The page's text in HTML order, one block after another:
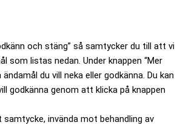
och stäng” så samtycker du till att vi
som listas nedan. Under knappen “Mer
du vill neka eller godkänna. Du kan
godkänna genom att klicka på knappen
samtycke, invända mot behandling av